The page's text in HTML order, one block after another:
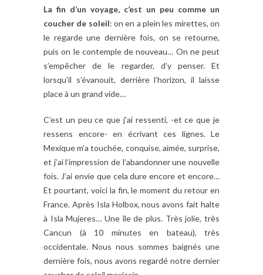
La fin d’un voyage, c’est un peu comme un
coucher de soleil: on en a plein les mirettes, on
le regarde une dernière fois, on se retourne,
puis on le contemple de nouveau… On ne peut
s’empêcher de le regarder, d’y penser. Et
lorsqu’il s’évanouit, derrière l’horizon, il laisse
place à un grand vide…
C’est un peu ce que j’ai ressenti, -et ce que je
ressens encore- en écrivant ces lignes. Le
Mexique m’a touchée, conquise, aimée, surprise,
et j’ai l’impression de l’abandonner une nouvelle
fois. J’ai envie que cela dure encore et encore…
Et pourtant, voici la fin, le moment du retour en
France. Après Isla Holbox, nous avons fait halte
à Isla Mujeres… Une île de plus. Très jolie, très
Cancun (à 10 minutes en bateau), très
occidentale. Nous nous sommes baignés une
dernière fois, nous avons regardé notre dernier